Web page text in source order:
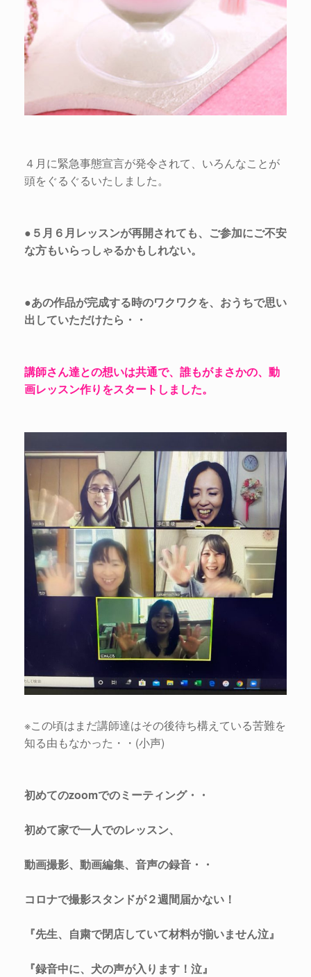
４月に緊急事態宣言が発令されて、いろんなことが
頭をぐるぐるいたしました。
●５月６月レッスンが再開されても、ご参加にご不安
な方もいらっしゃるかもしれない。
●あの作品が完成する時のワクワクを、おうちで思い
出していただけたら・・
講師さん達との想いは共通で、誰もがまさかの、動
画レッスン作りをスタートしました。
※この頃はまだ講師達はその後待ち構えている苦難を
知る由もなかった・・(小声)
初めてのzoomでのミーティング・・
初めて家で一人でのレッスン、
動画撮影、動画編集、音声の録音・・
コロナで撮影スタンドが２週間届かない！
『先生、自粛で閉店していて材料が揃いません泣』
『録音中に、犬の声が入ります！泣』